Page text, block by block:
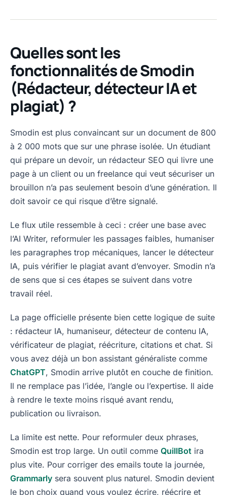
Quelles sont les
fonctionnalités de Smodin
(Rédacteur, détecteur IA et
plagiat) ?
Smodin est plus convaincant sur un document de 800
à 2 000 mots que sur une phrase isolée. Un étudiant
qui prépare un devoir, un rédacteur SEO qui livre une
page à un client ou un freelance qui veut sécuriser un
brouillon n’a pas seulement besoin d’une génération. Il
doit savoir ce qui risque d’être signalé.
Le flux utile ressemble à ceci : créer une base avec
l’AI Writer, reformuler les passages faibles, humaniser
les paragraphes trop mécaniques, lancer le détecteur
IA, puis vérifier le plagiat avant d’envoyer. Smodin n’a
de sens que si ces étapes se suivent dans votre
travail réel.
La page officielle présente bien cette logique de suite
: rédacteur IA, humaniseur, détecteur de contenu IA,
vérificateur de plagiat, réécriture, citations et chat. Si
vous avez déjà un bon assistant généraliste comme
ChatGPT, Smodin arrive plutôt en couche de finition.
Il ne remplace pas l’idée, l’angle ou l’expertise. Il aide
à rendre le texte moins risqué avant rendu,
publication ou livraison.
La limite est nette. Pour reformuler deux phrases,
Smodin est trop large. Un outil comme QuillBot ira
plus vite. Pour corriger des emails toute la journée,
Grammarly sera souvent plus naturel. Smodin devient
le bon choix quand vous voulez écrire, réécrire et